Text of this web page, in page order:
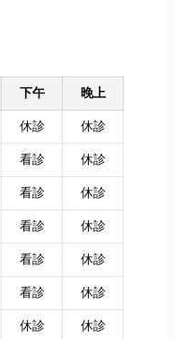
下午
晚上
休診
休診
看診
休診
看診
休診
看診
休診
看診
休診
看診
休診
休診 休診